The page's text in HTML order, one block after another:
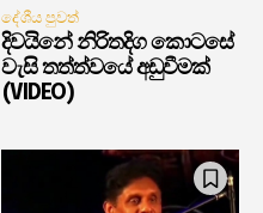
දේශීය පුවත්
දිවයිනේ නිරිතදිග කොටසේ
වැසි තත්ත්වයේ අඩුවීමක්
(VIDEO)